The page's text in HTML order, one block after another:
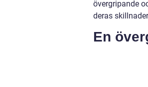
övergripande
deras
En